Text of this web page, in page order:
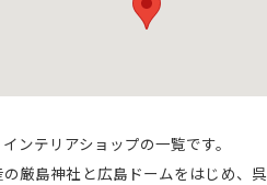
ンテリアショップの一覧です。
厳島神社と広島ドームをはじめ、